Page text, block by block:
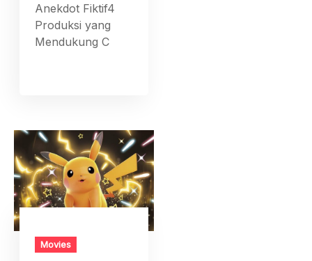
Anekdot Fiktif4
Produksi yang
Mendukung C
Movies